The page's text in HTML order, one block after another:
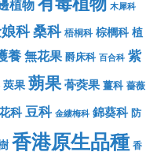
植物 木犀科
科桑科 梧桐科 棕櫚科 植
養無花果 爵床科 百合科 紫
莢果 蒴果蓇葖果 薑科 薔薇
科豆科 金縷梅科 錦葵科 防
香港原生品種 香